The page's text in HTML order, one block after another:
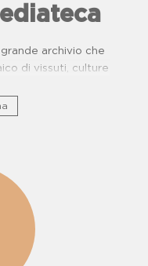
archivio che
di vissuti, culture